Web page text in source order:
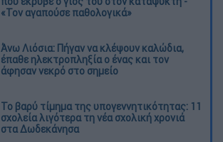
«Τον αγαπούσε παθολογικά»
Άνω Λιόσια: Πήγαν να κλέψουν καλώδια,
έπαθε ηλεκτροπληξία ο ένας και τον
άφησαν νεκρό στο σημείο
Το βαρύ τίμημα της υπογεννητικότητας: 11
σχολεία λιγότερα τη νέα σχολική χρονιά
στα Δωδεκάνησα